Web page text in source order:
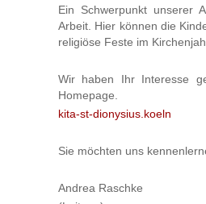
Ein Schwerpunkt unserer
Arbeit. Hier können die
religiöse Feste im
Wir haben Ihr Interesse
Homepage.
kita-st-dionysius.koeln
Sie möchten uns
Andrea Raschke